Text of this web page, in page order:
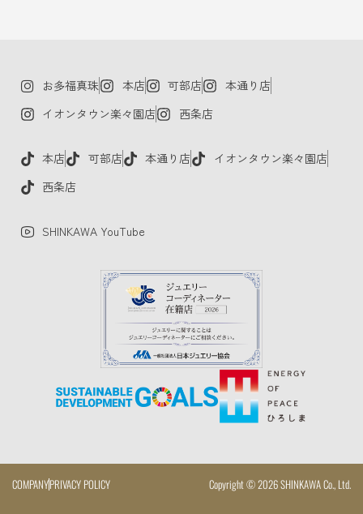
お多福真珠 本店 可部店
本通り店
イオンタウン楽々園店
西条店
本店 可部店 本通り店
イオンタウン楽々園店
西条店
SHINKAWA YouTube
COMPANYPRIVACY POLICY Copyright © 2026 SHINKAWA Co., Ltd.